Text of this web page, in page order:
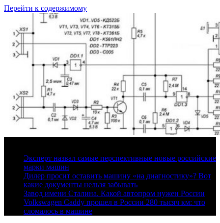
Перейти к содержимому
Эксперт назвал самые перспективные новые российские
марки машин
Дилер просит оставить машину «на диагностику»? Вот
какие документы нельзя забывать
Завод имени Сталина. Какой автопром нужен России
Volkswagen Caddy прошел в России 280 тысяч км: что
сломалось в машине